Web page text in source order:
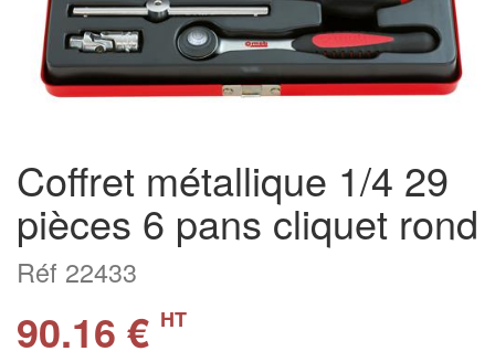
Coffret métallique 1/4 29
pièces 6 pans cliquet rond
Réf 22433
90.16 € HT